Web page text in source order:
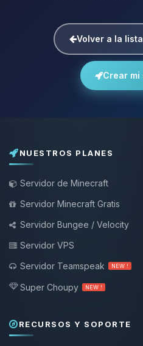
Volver a la
Crear mi
NUESTROS PLANES
Servidor de Minecraft
Servidor Minecraft Gratis
Servidor Bungee / Velocity
Servidor VPS
Servidor Teamspeak
NEW !
Super Choupy NEW !
RECURSOS Y SOPORTE